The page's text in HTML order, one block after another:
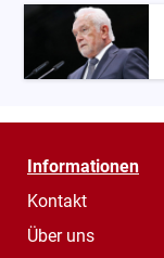
Informationen
Kontakt
Über uns